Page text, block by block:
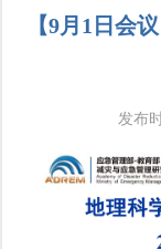
【9月1日会
发布